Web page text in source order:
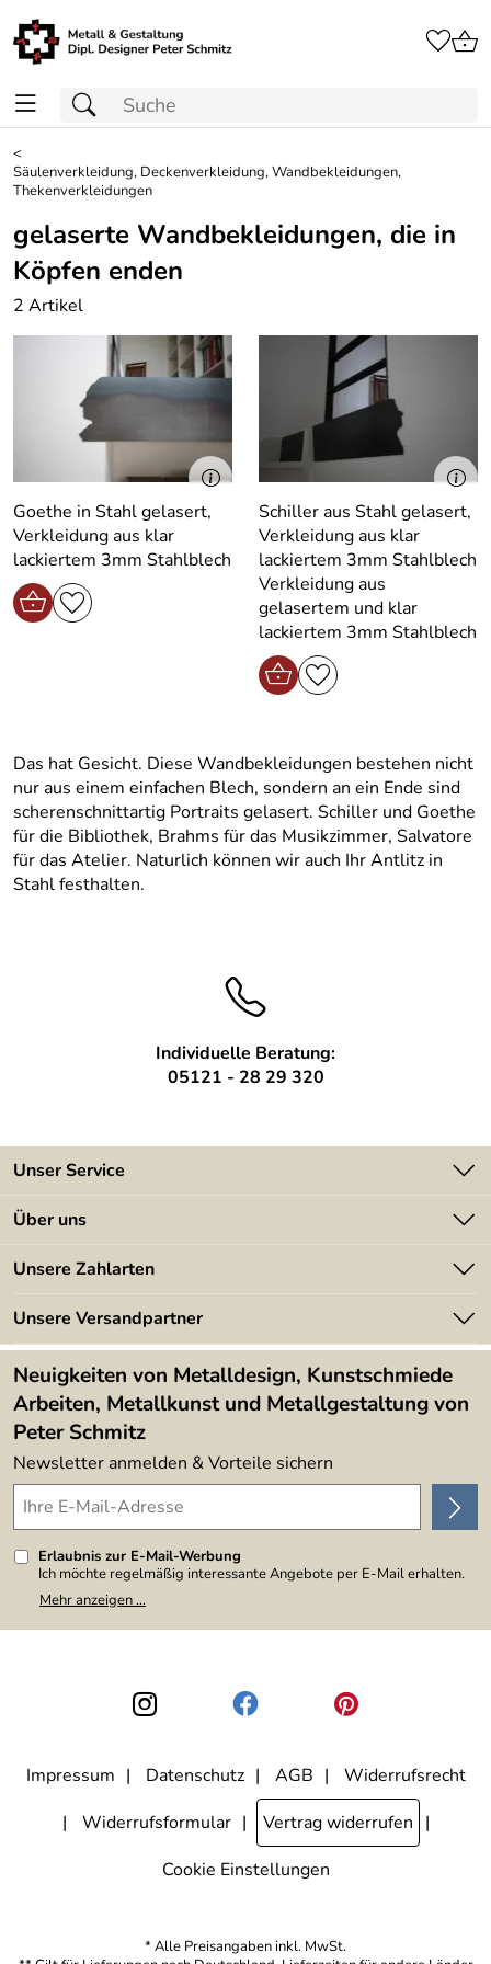
<
Säulenverkleidung, Deckenverkleidung, Wandbekleidungen,
Thekenverkleidungen
gelaserte Wandbekleidungen, die in
Köpfen enden
2 Artikel
Goethe in Stahl gelasert,
Verkleidung aus klar
lackiertem 3mm Stahlblech
Schiller aus Stahl gelasert,
Verkleidung aus klar
lackiertem 3mm Stahlblech
Verkleidung aus
gelasertem und klar
lackiertem 3mm Stahlblech
Das hat Gesicht. Diese Wandbekleidungen bestehen nicht
nur aus einem einfachen Blech, sondern an ein Ende sind
scherenschnittartig Portraits gelasert. Schiller und Goethe
für die Bibliothek, Brahms für das Musikzimmer, Salvatore
für das Atelier. Naturlich können wir auch Ihr Antlitz in
Stahl festhalten.
Individuelle Beratung:
05121 - 28 29 320
Unser Service
Kontakt
Kundeninformationen
Newsletter
Lieferbedingungen
Über uns
Angebote
Kundenbewertungen (394)
4,9/5
Unsere Zahlarten
Unsere Versandpartner
Neuigkeiten von Metalldesign, Kunstschmiede
Arbeiten, Metallkunst und Metallgestaltung von
Peter Schmitz
Newsletter anmelden & Vorteile sichern
Erlaubnis zur E-Mail-Werbung
Ich möchte regelmäßig interessante Angebote per E-Mail erhalten.
Meine E-Mail-Adresse wird nicht an andere Unternehmen
weitergegeben. Zu statistischen Zwecken wird in anonymer Form
den Link "Abmelden" am Ende des Newsletters anklicke. Die
Datenschutzerklärung
habe ich zur Kenntnis genommen.
Mehr anzeigen ...
Impressum Datenschutz AGB
Widerrufsrecht
Widerrufsformular
Vertrag widerrufen
Cookie Einstellungen
* Alle Preisangaben inkl. MwSt.